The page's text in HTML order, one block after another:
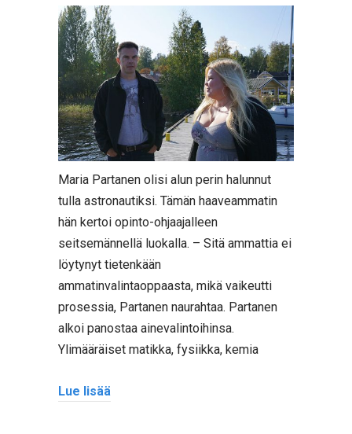
Maria Partanen olisi alun perin halunnut
tulla astronautiksi. Tämän haaveammatin
hän kertoi opinto-ohjaajalleen
seitsemännellä luokalla. – Sitä ammattia ei
löytynyt tietenkään
ammatinvalintaoppaasta, mikä vaikeutti
prosessia, Partanen naurahtaa. Partanen
alkoi panostaa ainevalintoihinsa.
Ylimääräiset matikka, fysiikka, kemia
Lue lisää